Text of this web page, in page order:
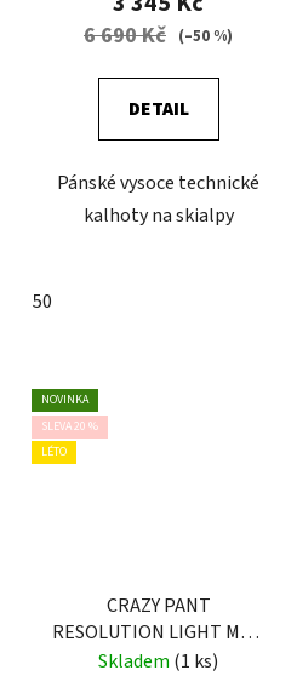
6 690 Kč (–50 %)
DETAIL
Pánské vysoce technické
kalhoty na skialpy
50
NOVINKA
SLEVA 20 %
LÉTO
CRAZY PANT
RESOLUTION LIGHT MAN
ORIENTE
Skladem (1 ks)